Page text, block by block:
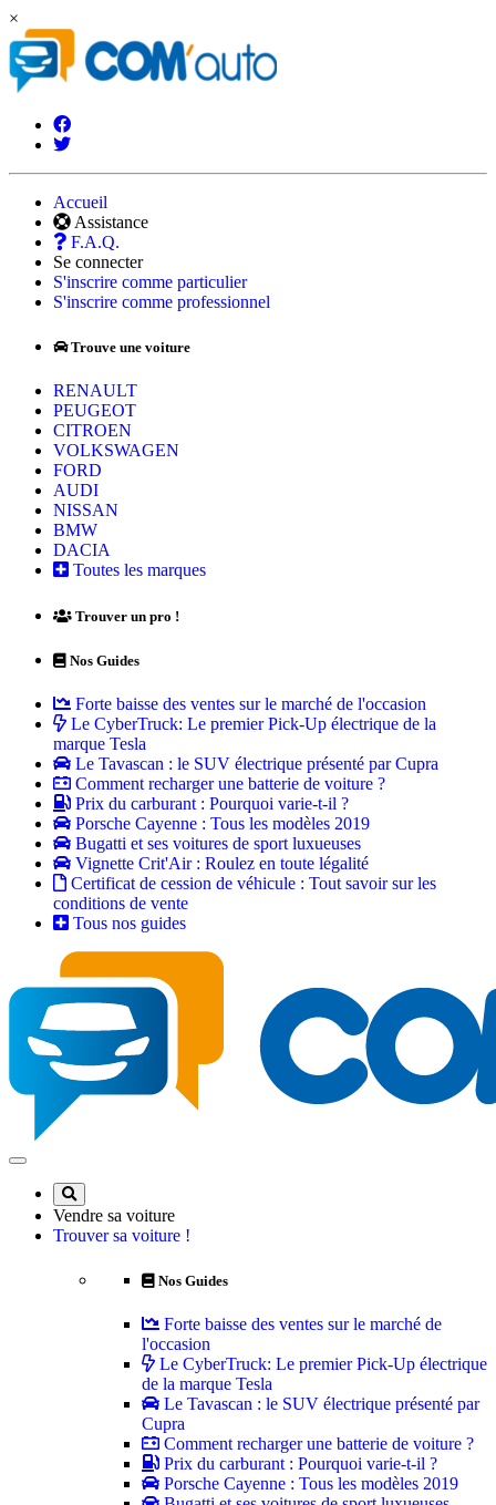
×
Accueil
Assistance
F.A.Q.
Se connecter
S'inscrire comme particulier
S'inscrire comme professionnel
Trouve une voiture
RENAULT
PEUGEOT
CITROEN
VOLKSWAGEN
FORD
AUDI
NISSAN
BMW
DACIA
Toutes les marques
Trouver un pro !
Nos Guides
Forte baisse des ventes sur le marché de l'occasion
Le CyberTruck: Le premier Pick-Up électrique de la
marque Tesla
Le Tavascan : le SUV électrique présenté par Cupra
Comment recharger une batterie de voiture ?
Prix du carburant : Pourquoi varie-t-il ?
Porsche Cayenne : Tous les modèles 2019
Bugatti et ses voitures de sport luxueuses
Vignette Crit'Air : Roulez en toute légalité
Certificat de cession de véhicule : Tout savoir sur les
conditions de vente
Tous nos guides
Vendre sa voiture
Trouver sa voiture !
Nos Guides
Forte baisse des ventes sur le marché de
l'occasion
Le CyberTruck: Le premier Pick-Up électrique
de la marque Tesla
Le Tavascan : le SUV électrique présenté par
Cupra
Comment recharger une batterie de voiture ?
Prix du carburant : Pourquoi varie-t-il ?
Porsche Cayenne : Tous les modèles 2019